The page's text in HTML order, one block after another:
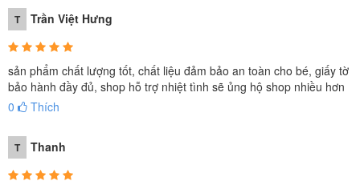
T Trần Việt Hưng
sản phẩm chất lượng tốt, chất liệu đảm bảo an toàn cho bé, giấy tờ
bảo hành đầy đủ, shop hỗ trợ nhiệt tình sẽ ủng hộ shop nhiều hơn
0
Thích
T Thanh